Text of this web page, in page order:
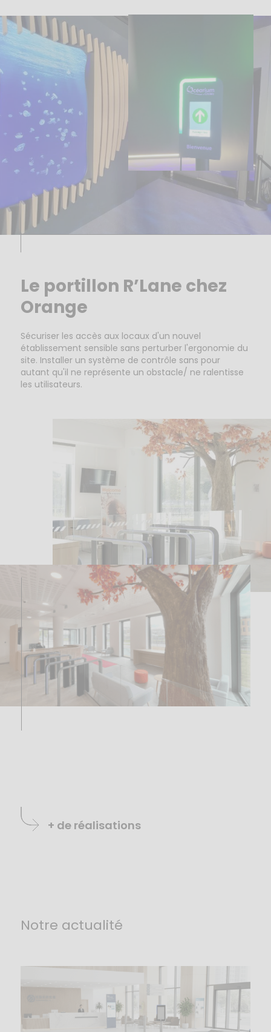
Le portillon R’Lane chez
Orange
Sécuriser les accès aux locaux d'un nouvel
établissement sensible sans perturber l'ergonomie du
site. Installer un système de contrôle sans pour
autant qu'il ne représente un obstacle/ ne ralentisse
les utilisateurs.
+ de réalisations
Notre actualité